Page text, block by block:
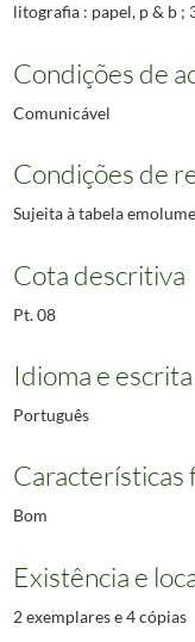
litografia : papel, p & b ;
Condições de
Comunicável
Condições de
Sujeita à tabela
Cota descritiva
Pt. 08
Idioma e escrita
Português
Características
Bom
Existência e
2 exemplares e 4 cópias